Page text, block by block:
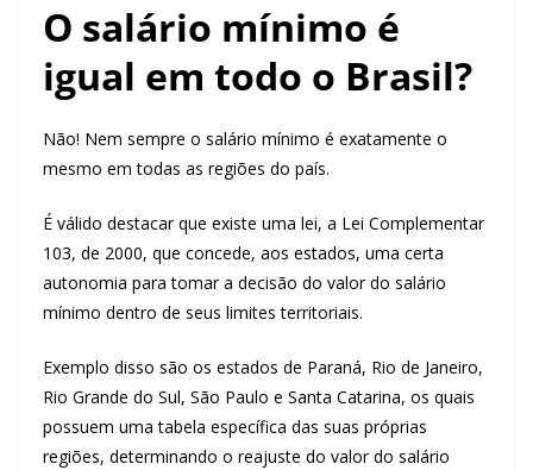
O salário mínimo é
igual em todo o Brasil?
Não! Nem sempre o salário mínimo é exatamente o
mesmo em todas as regiões do país.
É válido destacar que existe uma lei, a Lei Complementar
103, de 2000, que concede, aos estados, uma certa
autonomia para tomar a decisão do valor do salário
mínimo dentro de seus limites territoriais.
Exemplo disso são os estados de Paraná, Rio de Janeiro,
Rio Grande do Sul, São Paulo e Santa Catarina, os quais
possuem uma tabela específica das suas próprias
regiões, determinando o reajuste do valor do salário